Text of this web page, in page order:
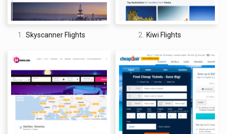
vuelos directos o con un tiempo de escala bajo. Quería ver
cómo funcionaba el proceso de reserva: no se agregan tarifas
adicionales en el último momento por el uso de tarjetas o
equipaje, y te informan que el vuelo se puede cancelar de
en el sitio web, pero también se puede reservar como invitado,
lo que ofrece la oportunidad de reservar un vuelo rápidamente
sin tener que registrarse para recibir materiales promocionales
o boletines informativos. Esto es útil para cualquiera con una
bandeja de entrada ya congestionada (es decir, todos).
StudentUniverse es un buen motor de búsqueda, y
1. Skyscanner Flights 2. Kiwi Flights